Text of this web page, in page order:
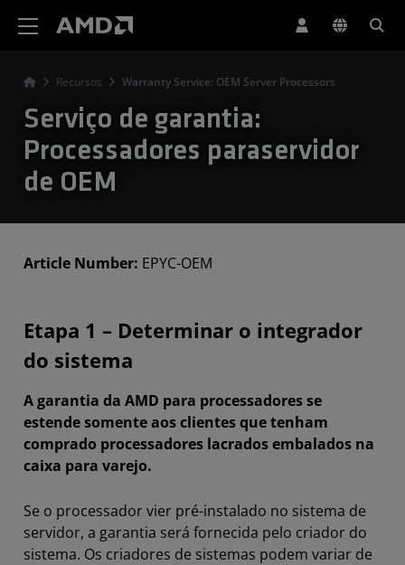
Recursos Warranty Service: OEM Server Processors
Serviço de garantia:
Processadores paraservidor
de OEM
Article Number: EPYC-OEM
Etapa 1 – Determinar o integrador
do sistema
A garantia da AMD para processadores se
estende somente aos clientes que tenham
comprado processadores lacrados embalados na
caixa para varejo.
Se o processador vier pré-instalado no sistema de
servidor, a garantia será fornecida pelo criador do
sistema. Os criadores de sistemas podem variar de